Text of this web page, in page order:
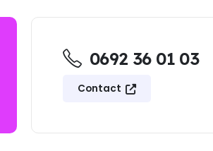
0692 36 01 03
Contact